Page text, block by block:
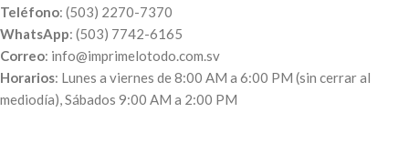
Teléfono: (503) 2270-7370
WhatsApp: (503) 7742-6165
Correo: info@imprimelotodo.com.sv
Horarios: Lunes a viernes de 8:00 AM a 6:00 PM (sin cerrar al
mediodía), Sábados 9:00 AM a 2:00 PM